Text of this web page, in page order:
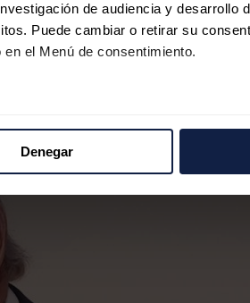
de audiencia y desarrollo
Puede cambiar o retirar su
el Menú de consentimiento.
el contenido y los anuncios, ofrecer
sobre el uso que haga del sitio web
combinarla con otra información
sus servicios.
Denegar